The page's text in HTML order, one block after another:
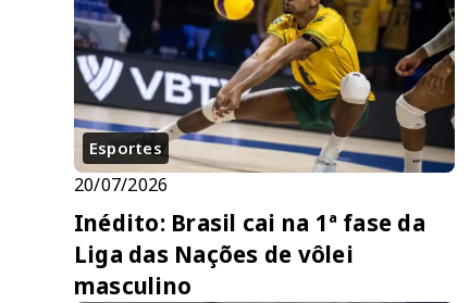
Esportes
20/07/2026
Inédito: Brasil cai na 1ª fase da
Liga das Nações de vôlei
masculino